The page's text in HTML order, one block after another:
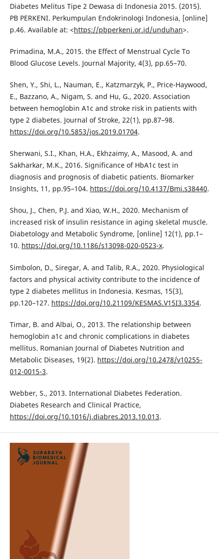
Diabetes Melitus Tipe 2 Dewasa di Indonesia 2015. (2015).
PB PERKENI. Perkumpulan Endokrinologi Indonesia, [online]
p.46. Available at: <https://pbperkeni.or.id/unduhan>.
Primadina, M.A., 2015. the Effect of Menstrual Cycle To
Blood Glucose Levels. Journal Majority, 4(3), pp.65–70.
Shen, Y., Shi, L., Nauman, E., Katzmarzyk, P., Price-Haywood,
E., Bazzano, A., Nigam, S. and Hu, G., 2020. Association
between hemoglobin A1c and stroke risk in patients with
type 2 diabetes. Journal of Stroke, 22(1), pp.87–98.
https://doi.org/10.5853/jos.2019.01704.
Sherwani, S.I., Khan, H.A., Ekhzaimy, A., Masood, A. and
Sakharkar, M.K., 2016. Significance of HbA1c test in
diagnosis and prognosis of diabetic patients. Biomarker
Insights, 11, pp.95–104. https://doi.org/10.4137/Bmi.s38440.
Shou, J., Chen, P.J. and Xiao, W.H., 2020. Mechanism of
increased risk of insulin resistance in aging skeletal muscle.
Diabetology and Metabolic Syndrome, [online] 12(1), pp.1–
10. https://doi.org/10.1186/s13098-020-0523-x.
Simbolon, D., Siregar, A. and Talib, R.A., 2020. Physiological
factors and physical activity contribute to the incidence of
type 2 diabetes mellitus in Indonesia. Kesmas, 15(3),
pp.120–127. https://doi.org/10.21109/KESMAS.V15I3.3354.
Timar, B. and Albai, O., 2013. The relationship between
hemoglobin a1c and chronic complications in diabetes
mellitus. Romanian Journal of Diabetes Nutrition and
Metabolic Diseases, 19(2). https://doi.org/10.2478/v10255-
012-0015-3.
Webber, S., 2013. International Diabetes Federation.
Diabetes Research and Clinical Practice,
https://doi.org/10.1016/j.diabres.2013.10.013.